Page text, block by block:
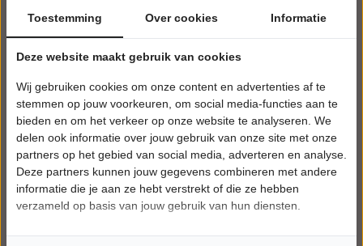
ZATERDAG 20 FEBRUARI 2027 • 20:15 UUR
BOOM, like that!
The Best of Dire Straits and Mark Knopfler
Kennemer Theater
Beverwijk
POPULAIRE MUZIEK
Tickets
Meer info
Toestemming Over cookies Informatie
Deze website maakt gebruik van cookies
Wij gebruiken cookies om onze content en advertenties af te
stemmen op jouw voorkeuren, om social media-functies aan te
bieden en om het verkeer op onze website te analyseren. We
delen ook informatie over jouw gebruik van onze site met onze
partners op het gebied van social media, adverteren en analyse.
Deze partners kunnen jouw gegevens combineren met andere
informatie die je aan ze hebt verstrekt of die ze hebben
verzameld op basis van jouw gebruik van hun diensten.